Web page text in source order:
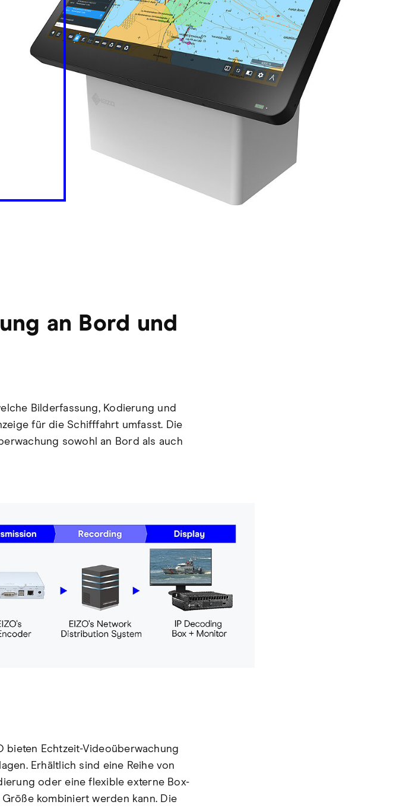
an Bord und
Bilderfassung, Kodierung und
für die Schifffahrt umfasst. Die
sowohl an Bord als auch
bieten Echtzeit-Videoüberwachung
Erhältlich sind eine Reihe von
oder eine flexible externe Box-
kombiniert werden kann. Die